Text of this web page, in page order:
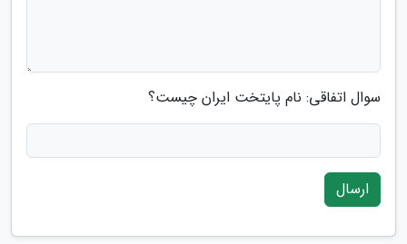
سوال اتفاقی: نام پایتخت ایران چیست؟
ارسال